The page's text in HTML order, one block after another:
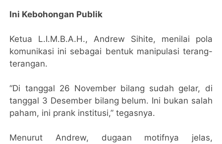
Ini Kebohongan Publik
Ketua L.I.M.B.A.H., Andrew Sihite, menilai pola
komunikasi ini sebagai bentuk manipulasi terang-
terangan.
“Di tanggal 26 November bilang sudah gelar, di
tanggal 3 Desember bilang belum. Ini bukan salah
paham, ini prank institusi,” tegasnya.
Menurut Andrew, dugaan motifnya jelas,